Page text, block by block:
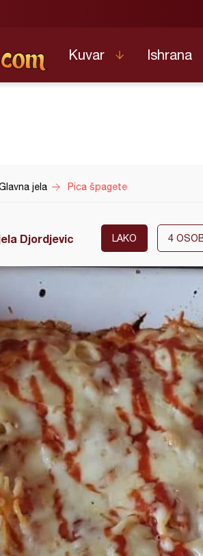
Kuvar Ishrana
jela Pica špagete
Djordjevic LAKO 4